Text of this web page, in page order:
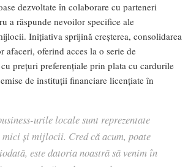
dezvoltate în colaborare cu parteneri
a răspunde nevoilor specifice ale
Inițiativa sprijină creșterea, consolidarea
afaceri, oferind acces la o serie de
prețuri preferențiale prin plata cu cardurile
de instituții financiare licențiate în
urile locale sunt reprezentate
și mijlocii. Cred că acum, poate
este datoria noastră să venim în